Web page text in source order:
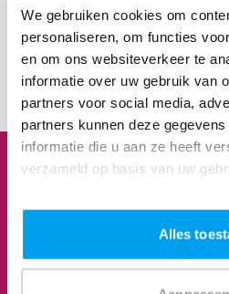
We gebruiken cookies om
personaliseren, om functies
en om ons websiteverkeer te
informatie over uw gebruik van
partners voor social media,
partners kunnen deze
informatie die u aan ze heeft
verzameld op basis van uw
Alles
Bekijk Klantenvertellen
1 3
Feesten om
We staan te